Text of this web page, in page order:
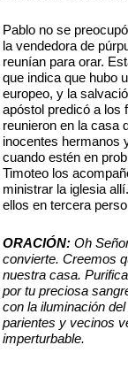
Pablo no se
la vendedora de
reunían para orar.
que indica que hubo
europeo, y la
apóstol predicó a los
reunieron en la casa
inocentes hermanos
cuando estén en
Timoteo los
ministrar la iglesia
ellos en tercera
ORACIÓN: Oh
convierte. Creemos
nuestra casa.
por tu preciosa
con la iluminación
parientes y vecinos
imperturbable.